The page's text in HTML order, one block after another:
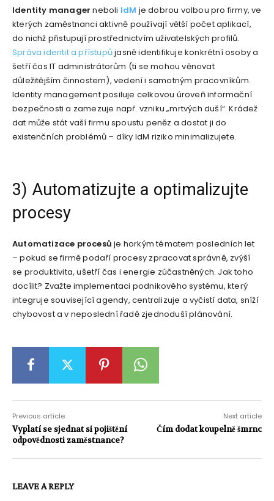
Identity manager neboli IdM je dobrou volbou pro firmy, ve
kterých zaměstnanci aktivně používají větší počet aplikací,
do nichž přistupují prostřednictvím uživatelských profilů.
Správa identit a přístupůjasně identifikuje konkrétní osoby a
šetří čas IT administrátorům (ti se mohou věnovat
důležitějším činnostem), vedení i samotným pracovníkům.
Identity management posiluje celkovou úroveň informační
bezpečnosti a zamezuje např. vzniku „mrtvých duší“. Krádež
dat může stát vaší firmu spoustu peněz a dostat ji do
existenčních problémů – díky IdM riziko minimalizujete.
3) Automatizujte a optimalizujte
procesy
Automatizace procesů je horkým tématem posledních let
– pokud se firmě podaří procesy zpracovat správně, zvýší
se produktivita, ušetří čas i energie zúčastněných. Jak toho
docílit? Zvažte implementaci podnikového systému, který
integruje související agendy, centralizuje a vyčistí data, sníží
chybovost a v neposlední řadě zjednoduší plánování.
Previous article
Vyplatí se sjednat si pojištění
odpovědnosti zaměstnance?
Next article
Čím dodat koupelně šmrnc
LEAVE A REPLY